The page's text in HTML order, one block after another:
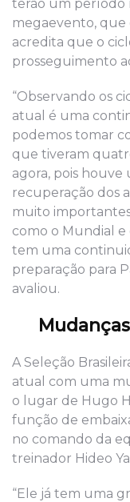
terão um período
megaevento, que
acredita que o
prosseguimento
“Observando os
atual é uma
podemos tomar
que tiveram
agora, pois
recuperação dos
muito
como o Mundial
tem uma
preparação para
avaliou.
A Seleção
atual com uma
o lugar de Hugo
função de
no comando da
treinador Hideo
“Ele já tem uma